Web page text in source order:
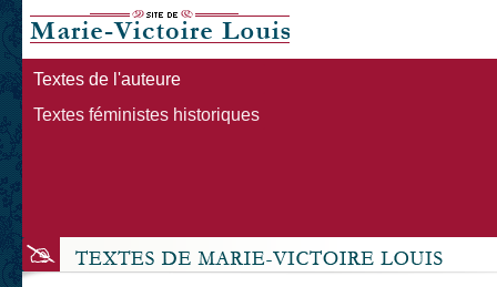
Textes de l'auteure
Textes féministes historiques